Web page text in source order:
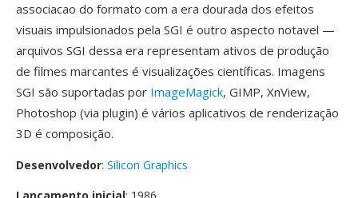
associacao do formato com a era dourada dos efeitos
visuais impulsionados pela SGI é outro aspecto notavel —
arquivos SGI dessa era representam ativos de produção
de filmes marcantes é visualizações científicas. Imagens
SGI são suportadas por ImageMagick, GIMP, XnView,
Photoshop (via plugin) é vários aplicativos de renderização
3D é composição.
Desenvolvedor: Silicon Graphics